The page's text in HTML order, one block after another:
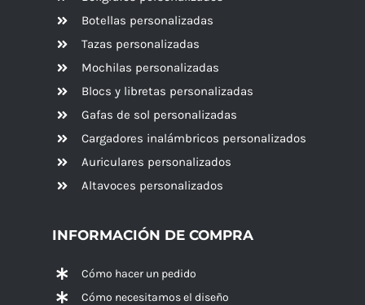
Botellas personalizadas
Tazas personalizadas
Mochilas personalizadas
Blocs y libretas personalizadas
Gafas de sol personalizadas
Cargadores inalámbricos personalizados
Auriculares personalizados
Altavoces personalizados
INFORMACIÓN DE COMPRA
Cómo hacer un pedido
Cómo necesitamos el diseño